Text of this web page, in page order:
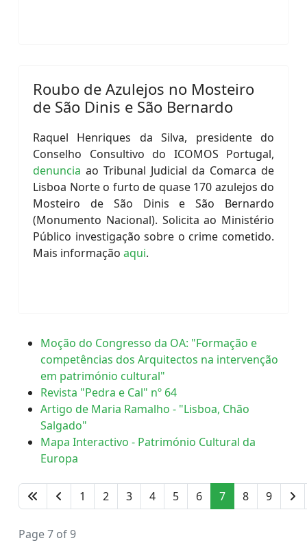
Roubo de Azulejos no Mosteiro
de São Dinis e São Bernardo
Raquel Henriques da Silva, presidente do
Conselho Consultivo do ICOMOS Portugal,
denuncia ao Tribunal Judicial da Comarca de
Lisboa Norte o furto de quase 170 azulejos do
Mosteiro de São Dinis e São Bernardo
(Monumento Nacional). Solicita ao Ministério
Público investigação sobre o crime cometido.
Mais informação aqui.
Moção do Congresso da OA: "Formação e
competências dos Arquitectos na intervenção
em património cultural"
Revista "Pedra e Cal" nº 64
Artigo de Maria Ramalho - "Lisboa, Chão
Salgado"
Mapa Interactivo - Património Cultural da
Europa
1 2 3 4 5 6 7 8 9
Page 7 of 9